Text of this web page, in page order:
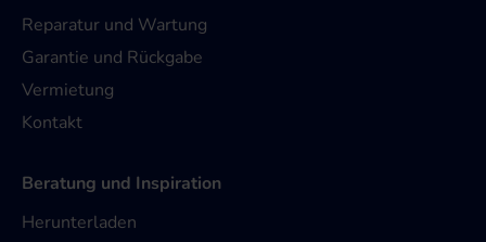
Reparatur und Wartung
Garantie und Rückgabe
Vermietung
Kontakt
Beratung und Inspiration
Herunterladen